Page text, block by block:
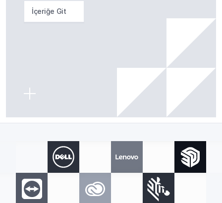
İçeriğe Git